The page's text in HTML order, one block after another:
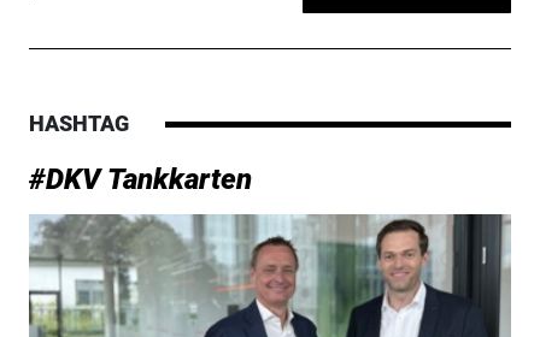
HASHTAG
#DKV Tankkarten